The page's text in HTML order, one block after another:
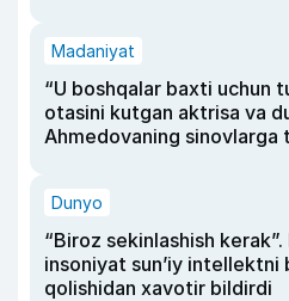
Madaniyat
“U boshqalar baxti uchun
otasini kutgan aktrisa va
Ahmedovaning sinovlarga
Dunyo
“Biroz sekinlashish
insoniyat sun’iy intellektni
qolishidan xavotir bildirdi